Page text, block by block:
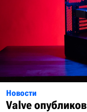
Новости
Valve